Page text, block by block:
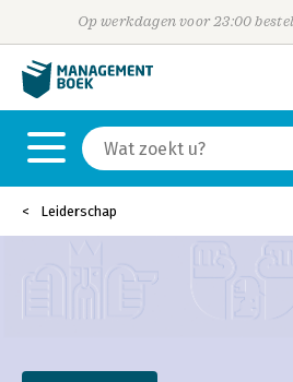
Op werkdagen voor 23:00
Leiderschap